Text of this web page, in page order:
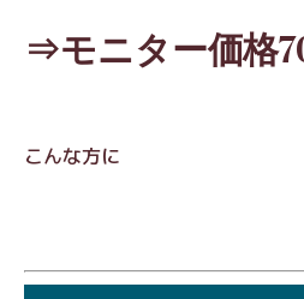
⇒モニター価格
こんな方に